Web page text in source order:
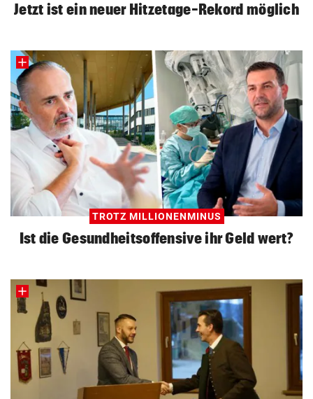
Jetzt ist ein neuer Hitzetage-Rekord möglich
TROTZ MILLIONENMINUS
Ist die Gesundheitsoffensive ihr Geld wert?